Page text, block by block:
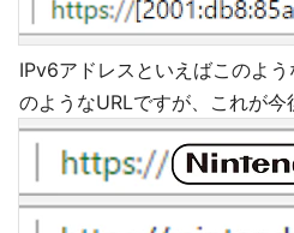
IPv6アドレスといえばこのよ
のようなURLですが、これが今